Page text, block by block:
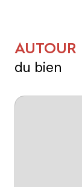
AUTOUR
du bien